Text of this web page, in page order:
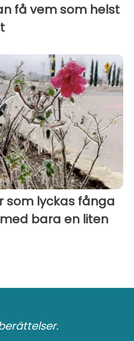
få vem som helst
som lyckas fånga
bara en liten